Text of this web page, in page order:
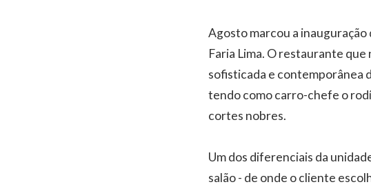
Agosto marcou a inauguração
Faria Lima. O restaurante
sofisticada e contemporânea
tendo como carro-chefe o
cortes nobres.
Um dos diferenciais da
salão - de onde o cliente